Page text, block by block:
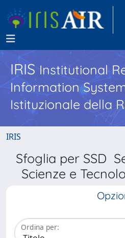
IRISInstitutional
Information
Istituzionale della
IRIS
Sfoglia per SSD
Scienze e
Ordina per: